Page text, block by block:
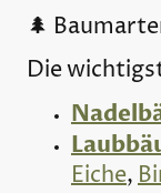
🌲
Die
Eiche,